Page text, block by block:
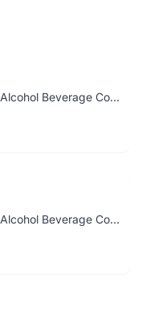
Sabeco - Saigon Beer Alcohol Beverage Corp.
Sabeco - Saigon Beer Alcohol Beverage Corp.